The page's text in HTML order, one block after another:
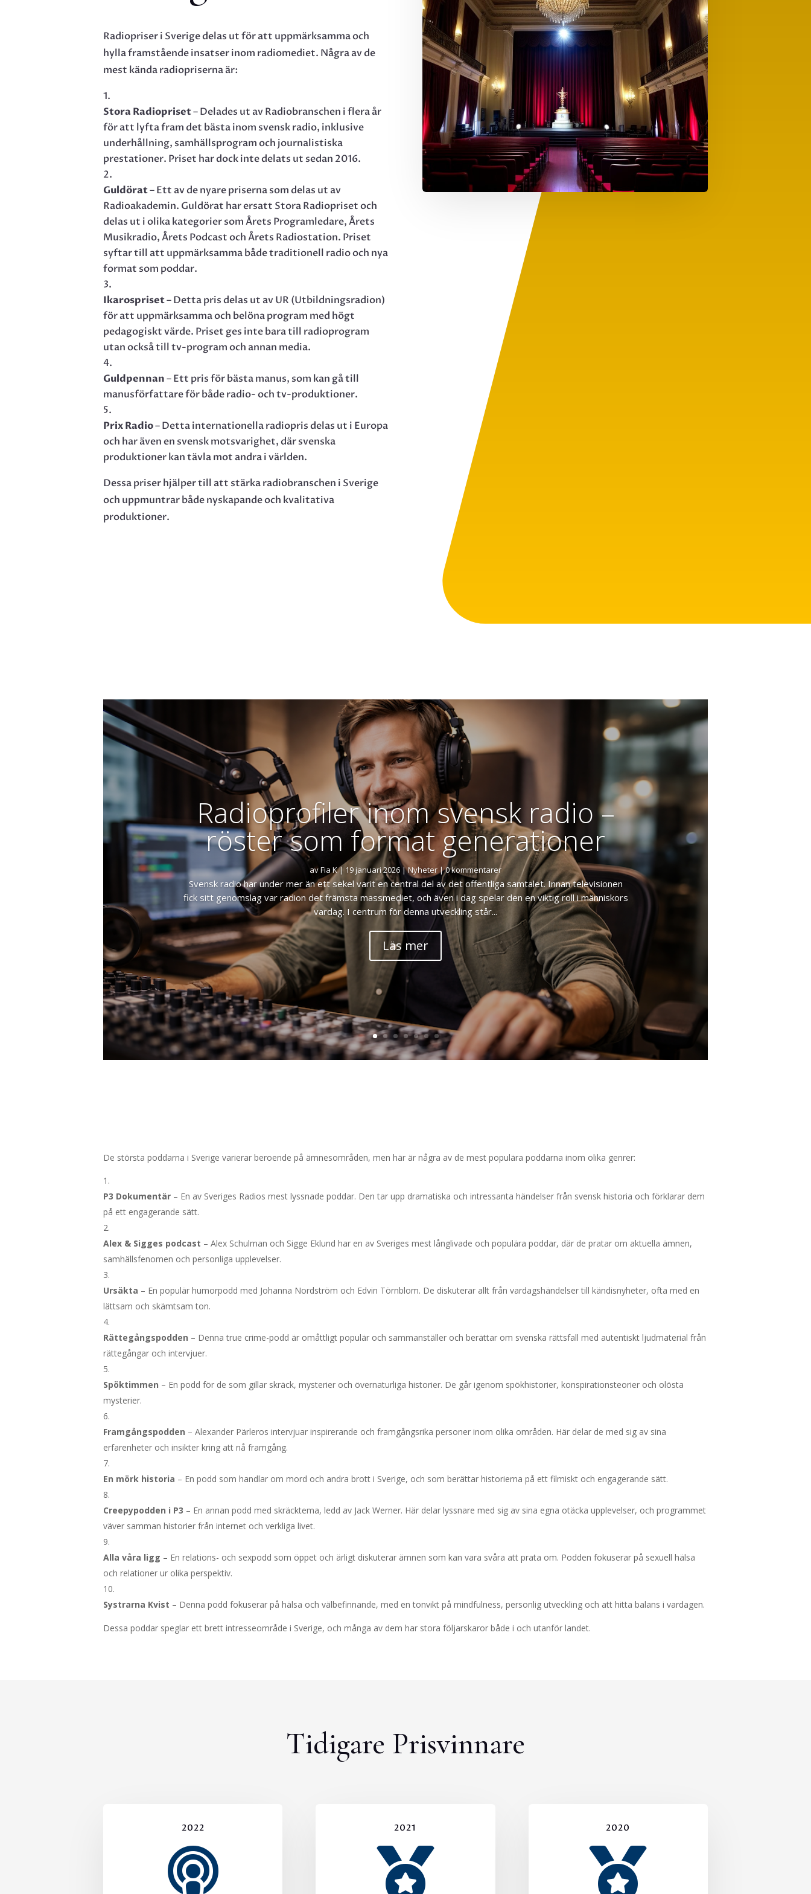
Radiopriser i Sverige delas ut för att uppmärksamma och
hylla framstående insatser inom radiomediet. Några av de
mest kända radiopriserna är:
Stora Radiopriset– Delades ut av Radiobranschen i flera år
för att lyfta fram det bästa inom svensk radio, inklusive
underhållning, samhällsprogram och journalistiska
prestationer. Priset har dock inte delats ut sedan 2016.
Guldörat– Ett av de nyare priserna som delas ut av
Radioakademin. Guldörat har ersatt Stora Radiopriset och
delas ut i olika kategorier som Årets Programledare, Årets
Musikradio, Årets Podcast och Årets Radiostation. Priset
syftar till att uppmärksamma både traditionell radio och nya
format som poddar.
Ikarospriset– Detta pris delas ut av UR (Utbildningsradion)
för att uppmärksamma och belöna program med högt
pedagogiskt värde. Priset ges inte bara till radioprogram
utan också till tv-program och annan media.
Guldpennan– Ett pris för bästa manus, som kan gå till
manusförfattare för både radio- och tv-produktioner.
Prix Radio– Detta internationella radiopris delas ut i Europa
och har även en svensk motsvarighet, där svenska
produktioner kan tävla mot andra i världen.
Dessa priser hjälper till att stärka radiobranschen i Sverige
och uppmuntrar både nyskapande och kvalitativa
produktioner.
Radioprofiler inom svensk radio –
röster som format generationer
avFia K| 19 januari 2026 |Nyheter | 0 kommentarer
Svensk radio har under mer än ett sekel varit en central del av det offentliga samtalet. Innan televisionen
fick sitt genomslag var radion det främsta massmediet, och även i dag spelar den en viktig roll i människors
vardag. I centrum för denna utveckling står...
Läs mer
De största poddarna i Sverige varierar beroende på ämnesområden, men här är några av de mest populära poddarna inom olika genrer:
P3 Dokumentär – En av Sveriges Radios mest lyssnade poddar. Den tar upp dramatiska och intressanta händelser från svensk historia och förklarar dem
på ett engagerande sätt.
Alex & Sigges podcast – Alex Schulman och Sigge Eklund har en av Sveriges mest långlivade och populära poddar, där de pratar om aktuella ämnen,
samhällsfenomen och personliga upplevelser.
Ursäkta – En populär humorpodd med Johanna Nordström och Edvin Törnblom. De diskuterar allt från vardagshändelser till kändisnyheter, ofta med en
lättsam och skämtsam ton.
Rättegångspodden – Denna true crime-podd är omåttligt populär och sammanställer och berättar om svenska rättsfall med autentiskt ljudmaterial från
rättegångar och intervjuer.
Spöktimmen – En podd för de som gillar skräck, mysterier och övernaturliga historier. De går igenom spökhistorier, konspirationsteorier och olösta
mysterier.
Framgångspodden – Alexander Pärleros intervjuar inspirerande och framgångsrika personer inom olika områden. Här delar de med sig av sina
erfarenheter och insikter kring att nå framgång.
En mörk historia – En podd som handlar om mord och andra brott i Sverige, och som berättar historierna på ett filmiskt och engagerande sätt.
Creepypodden i P3 – En annan podd med skräcktema, ledd av Jack Werner. Här delar lyssnare med sig av sina egna otäcka upplevelser, och programmet
väver samman historier från internet och verkliga livet.
Alla våra ligg – En relations- och sexpodd som öppet och ärligt diskuterar ämnen som kan vara svåra att prata om. Podden fokuserar på sexuell hälsa
och relationer ur olika perspektiv.
Systrarna Kvist – Denna podd fokuserar på hälsa och välbefinnande, med en tonvikt på mindfulness, personlig utveckling och att hitta balans i vardagen.
Dessa poddar speglar ett brett intresseområde i Sverige, och många av dem har stora följarskaror både i och utanför landet.
Tidigare Prisvinnare
2022

2021

2020
